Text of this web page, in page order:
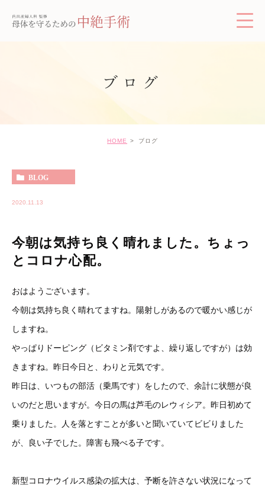
ブログ
HOME ブログ
BLOG
2020.11.13
今朝は気持ち良く晴れました。ちょっ
とコロナ心配。
おはようございます。
今朝は気持ち良く晴れてますね。陽射しがあるので暖かい感じが
しますね。
やっぱりドーピング（ビタミン剤ですよ、繰り返しですが）は効
きますね。昨日今日と、わりと元気です。
昨日は、いつもの部活（乗馬です）をしたので、余計に状態が良
いのだと思いますが。今日の馬は芦毛のレウィシア。昨日初めて
乗りました。人を落とすことが多いと聞いていてビビりました
が、良い子でした。障害も飛べる子です。
新型コロナウイルス感染の拡大は、予断を許さない状況になって